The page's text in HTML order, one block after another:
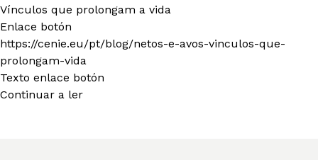
Vínculos que prolongam a vida
Enlace botón
https://cenie.eu/pt/blog/netos-e-avos-vinculos-que-
prolongam-vida
Texto enlace botón
Continuar a ler